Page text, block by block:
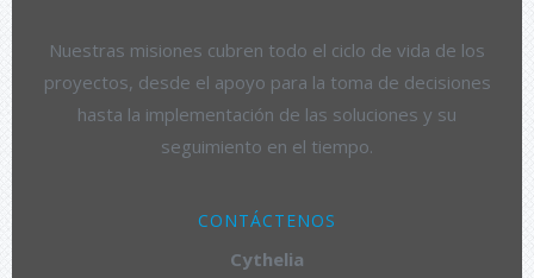
Nuestras misiones cubren todo el ciclo de vida de los
proyectos, desde el apoyo para la toma de decisiones
hasta la implementación de las soluciones y su
seguimiento en el tiempo.
CONTÁCTENOS
Cythelia